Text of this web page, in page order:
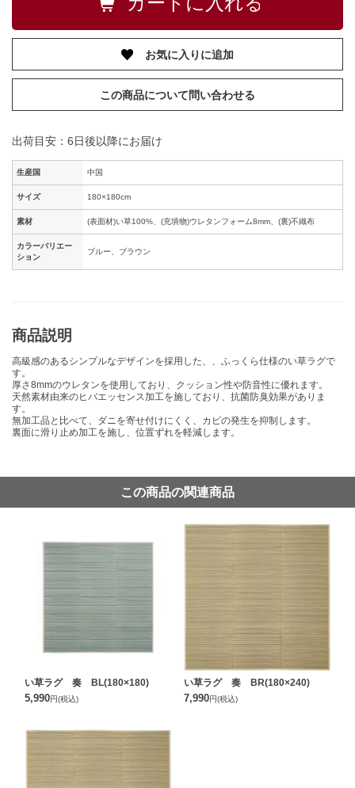
お気に入りに追加
この商品について問い合わせる
出荷目安：6日後以降にお届け
生産国 中国
サイズ 180×180cm
素材 (表面材)い草100%、(充填物)ウレタンフォーム8mm、(裏)不織布
カラーバリエー
ション
ブルー、ブラウン
商品説明
高級感のあるシンプルなデザインを採用した、、ふっくら仕様のい草ラグで
す。
厚さ8mmのウレタンを使用しており、クッション性や防音性に優れます。
天然素材由来のヒバエッセンス加工を施しており、抗菌防臭効果がありま
す。
無加工品と比べて、ダニを寄せ付けにくく、カビの発生を抑制します。
裏面に滑り止め加工を施し、位置ずれを軽減します。
この商品の関連商品
い草ラグ 奏 BL(180×180)
5,990円(税込)
い草ラグ 奏 BR(180×240)
7,990円(税込)